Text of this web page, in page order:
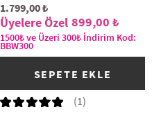
1.799,00 ₺
899,00 ₺
1500₺ ve Üzeri 300₺ İndirim Kod:
BBW300
(1)
SEPETE EKLE